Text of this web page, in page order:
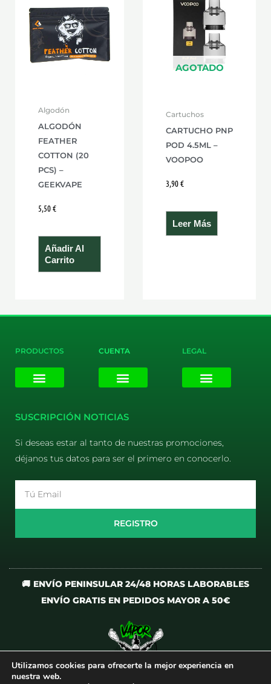
Algodón
ALGODÓN
FEATHER
COTTON (20
PCS) –
GEEKVAPE
5,50€
Añadir Al
Carrito
AGOTADO
Cartuchos
CARTUCHO PNP
POD 4.5ML –
VOOPOO
3,90€
Leer Más
PRODUCTOS CUENTA LEGAL
SUSCRIPCIÓN NOTICIAS
Si deseas estar al tanto de nuestras promociones,
déjanos tus datos para ser el primero en conocerlo.
REGISTRO
🚚 ENVÍO PENINSULAR 24/48 HORAS LABORABLES
ENVÍO GRATIS EN PEDIDOS MAYOR A 50€
Utilizamos cookies para ofrecerte la mejor experiencia en
nuestra web.